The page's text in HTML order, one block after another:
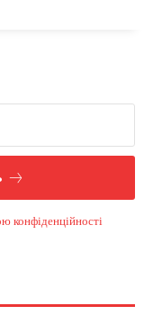
конфіденційності